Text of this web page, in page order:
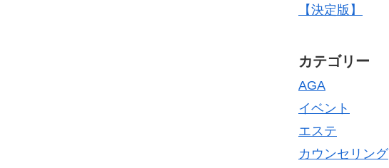
【決定版】
カテゴリー
AGA
イベント
エステ
カウンセリング